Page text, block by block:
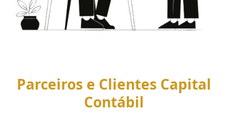
Parceiros e Clientes Capital
Contábil